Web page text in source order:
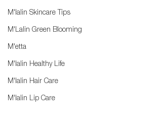
M'lalin Skincare Tips
M'Lalin Green Blooming
M'etta
M'lalin Healthy Life
M'lalin Hair Care
M'lalin Lip Care